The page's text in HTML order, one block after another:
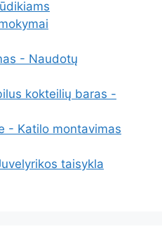
- Naudotų
kokteilių baras -
- Katilo montavimas
taisykla